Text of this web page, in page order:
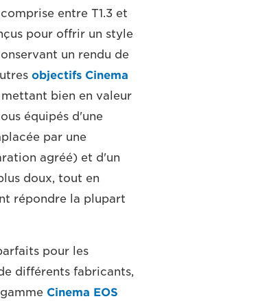
entre T1.3 et
pour offrir un style
un rendu de
objectifs Cinema
bien en valeur
équipés d'une
par une
agréé) et d'un
doux, tout en
répondre la plupart
pour les
différents fabricants,
Cinema EOS